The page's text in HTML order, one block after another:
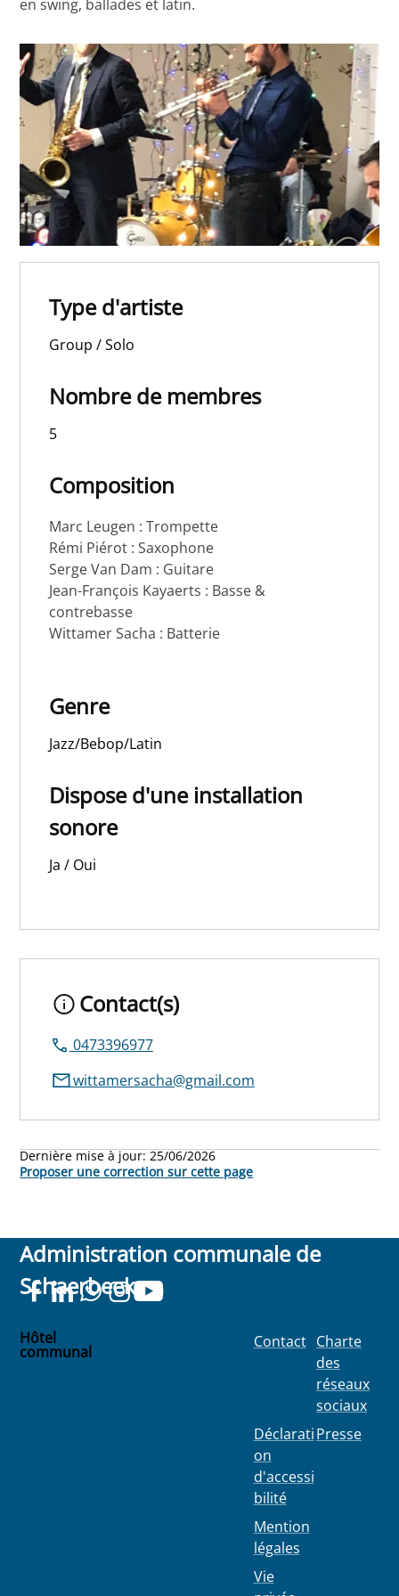
en swing, ballades et latin.
Type d'artiste
Group / Solo
Nombre de membres
5
Composition
Marc Leugen : Trompette
Rémi Piérot : Saxophone
Serge Van Dam : Guitare
Jean-François Kayaerts : Basse &
contrebasse
Wittamer Sacha : Batterie
Genre
Jazz/Bebop/Latin
Dispose d'une installation
sonore
Ja / Oui
Contact(s)
0473396977
wittamersacha@gmail.com
Dernière mise à jour:25/06/2026
Proposer une correction sur cette page
Administration communale de
Schaerbeek
Hôtel
communal
Contact
Déclarati
on
d'accessi
bilité
Mention
légales
Vie
Charte
des
réseaux
sociaux
Presse